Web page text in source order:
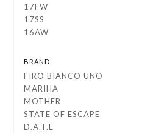
17FW
17SS
16AW
BRAND
FIRO BIANCO UNO
MARIHA
MOTHER
STATE OF ESCAPE
D.A.T.E